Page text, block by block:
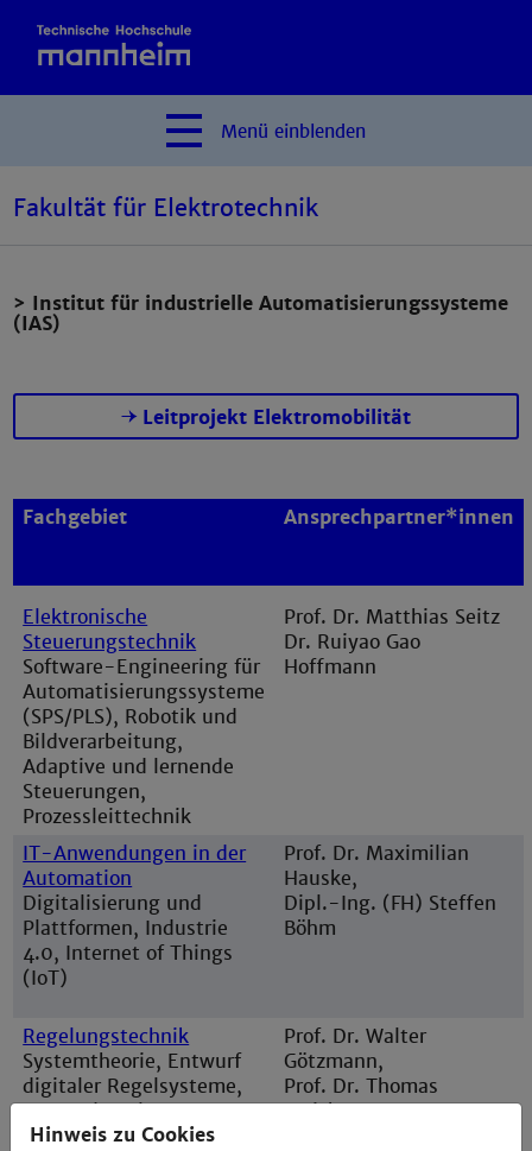
Menü einblenden
Fakultät für Elektrotechnik
> Institut für industrielle Automatisierungssysteme
(IAS)
Leitprojekt Elektromobilität
Fachgebiet Ansprechpartner*innen
Elektronische
Steuerungstechnik
Software-Engineering für
Automatisierungssysteme
(SPS/PLS), Robotik und
Bildverarbeitung,
Adaptive und lernende
Steuerungen,
Prozessleittechnik
Prof. Dr. Matthias Seitz
Dr. Ruiyao Gao
Hoffmann
IT-Anwendungen in der
Automation
Digitalisierung und
Plattformen, Industrie
4.0, Internet of Things
(IoT)
Prof. Dr. Maximilian
Hauske,
Dipl.-Ing. (FH) Steffen
Böhm
Regelungstechnik
Systemtheorie, Entwurf
digitaler Regelsysteme,
Zustandsregler,
Identifikation
Prof. Dr. Walter
Götzmann,
Prof. Dr. Thomas
Weickert
Hinweis zu Cookies